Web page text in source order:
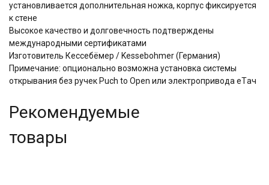
установливается дополнительная ножка, корпус фиксируется
к стене
Высокое качество и долговечность подтверждены
международными сертификатами
Изготовитель Кессебёмер / Kessebohmer (Германия)
Примечание: опционально возможна установка системы
открывания без ручек Puch to Open или электропривода eTач
Рекомендуемые
товары